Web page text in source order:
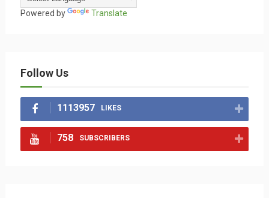
Powered by Translate
Follow Us
1113957 LIKES
758 SUBSCRIBERS